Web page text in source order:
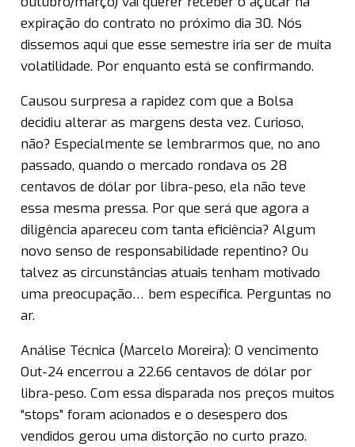
expiração do contrato no próximo dia 30. Nós
dissemos aqui que esse semestre iria ser de muita
volatilidade. Por enquanto está se confirmando.
Causou surpresa a rapidez com que a Bolsa
decidiu alterar as margens desta vez. Curioso,
não? Especialmente se lembrarmos que, no ano
passado, quando o mercado rondava os 28
centavos de dólar por libra-peso, ela não teve
essa mesma pressa. Por que será que agora a
diligência apareceu com tanta eficiência? Algum
novo senso de responsabilidade repentino? Ou
talvez as circunstâncias atuais tenham motivado
uma preocupação… bem específica. Perguntas no
ar.
Análise Técnica (Marcelo Moreira): O vencimento
Out-24 encerrou a 22.66 centavos de dólar por
libra-peso. Com essa disparada nos preços muitos
“stops” foram acionados e o desespero dos
vendidos gerou uma distorção no curto prazo.